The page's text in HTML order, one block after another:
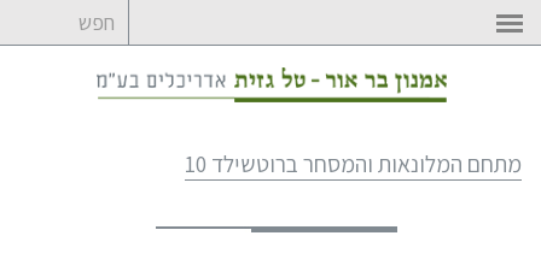
לדלג
לתוכן
מתחם המלונאות והמסחר ברוטשילד 10